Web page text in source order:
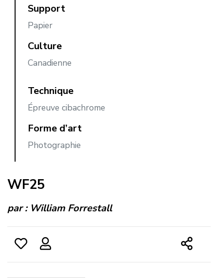
Support
Papier
Culture
Canadienne
Technique
Épreuve cibachrome
Forme d’art
Photographie
WF25
par : William Forrestall